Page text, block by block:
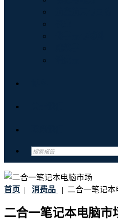
首页 | 消费品 | 二合一笔记本
二合一笔记本电脑市